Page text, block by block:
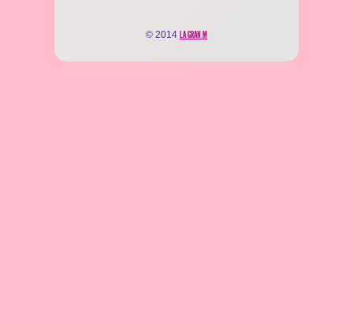
© 2014 LA GRAN M